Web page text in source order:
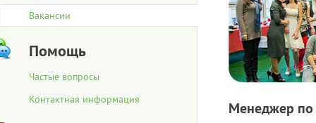
Вакансии
Помощь
Частые вопросы
Контактная информация
Менеджер